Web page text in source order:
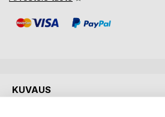
KUVAUS